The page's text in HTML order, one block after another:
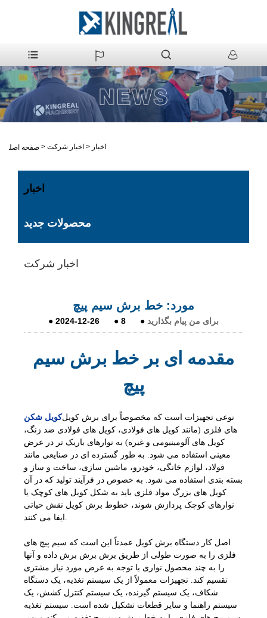
صفحه اصلی > اخبار > اخبار شرکت
اخبار
محصولات جدید
اخبار شرکت
مورد: خط برش سیم پیچ
● 2024-12-26 ● 8 ● برای من پیام بگذارید
مقدمه ای بر خط برش سیم
پیچ
کویل شکننوعی تجهیزات است که مخصوصاً برای برش کویل
های فلزی (مانند کویل های فولادی، کویل های فولادی ضد زنگ،
کویل های آلومینیومی و غیره) به نوارهای باریک تر در عرض
معینی استفاده می شود. به طور گسترده ای در صنایعی مانند
فولاد، لوازم خانگی، خودرو، ماشین سازی، ساخت و ساز و
بسته بندی استفاده می شود. به خصوص در فرآیند تولید که در آن
کویل های بزرگ مواد فلزی باید به شکل کویل های کوچک یا
نوارهای کوچک پردازش شوند، خطوط برش کویل نقش حیاتی
اصل کار دستگاه برش کویل عمدتاً این است که سیم پیچ های
فلزی را به صورت طولی از طریق برش برش برش داده و آنها
را به چند محصول نواری با توجه به عرض مورد نیاز مشتری
تقسیم کند. تجهیزات معمولاً از یک سیستم تغذیه، یک دستگاه
شکاف، یک سیستم گیرنده، یک سیستم کنترل کشش، یک
سیستم راهنما و سایر قطعات تشکیل شده است. سیستم تغذیه